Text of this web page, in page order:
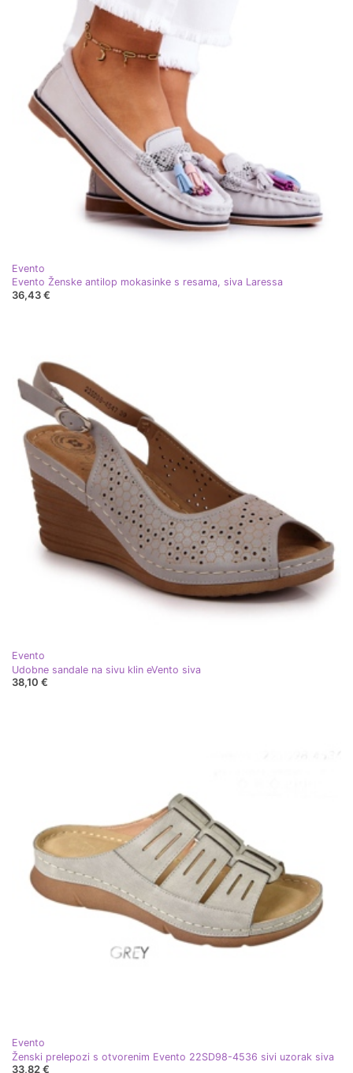
Evento
Evento Ženske antilop mokasinke s resama, siva Laressa
36,43 €
Evento
Udobne sandale na sivu klin eVento siva
38,10 €
Evento
Ženski prelepozi s otvorenim Evento 22SD98-4536 sivi uzorak siva
33,82 €